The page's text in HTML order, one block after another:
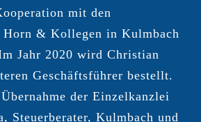
mit den
Horn & Kollegen in Kulmbach
Jahr 2020 wird Christian
Geschäftsführer bestellt.
der Einzelkanzlei
Steuerberater, Kulmbach und